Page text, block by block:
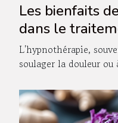
Les bienfaits
dans le
sexuels
L'hypnothérapie,
soulager la douleur ou